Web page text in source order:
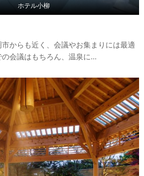
ホテル小柳
からも近く、会議やお集まりには最適
会議はもちろん、温泉に...